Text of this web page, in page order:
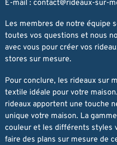
E-mail : contact@rideaux-sur-
Les membres de notre équipe
toutes vos questions et nous
avec vous pour créer vos
stores sur mesure.
Pour conclure, les rideaux sur
textile idéale pour votre
rideaux apportent une touche
unique votre maison. La
couleur et les différents styles
faire des plans sur mesure de